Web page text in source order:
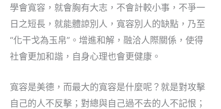
學會寬容，就會胸有大志，不會計較小事，不爭一
日之短長，就能體諒別人，寬容別人的缺點，乃至
“化干戈為玉帛”。增進和解，融洽人際關係，使得
社會更加和諧，自身心理也會更健康。
寬容是美德，而最大的寬容是什麼呢？就是對攻擊
自己的人不反擊；對總與自己過不去的人不記恨；